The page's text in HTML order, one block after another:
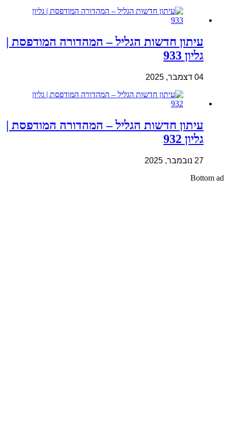
עיתון חדשות הגליל – המהדורה המודפסת |
גליון 933
04 דצמבר, 2025
עיתון חדשות הגליל – המהדורה המודפסת |
גליון 932
27 נובמבר, 2025
Bottom ad